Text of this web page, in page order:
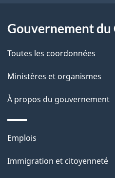
p
a
g
e
o
a
t
i
n
s
u
Gouvernement du
Toutes les coordonnées
Ministères et organismes
À propos du gouvernement
Thèmes
sujets
Emplois
Immigration et citoyenneté